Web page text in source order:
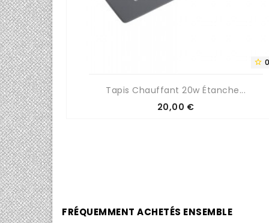
 0/5 
Tapis Chauffant 20w Étanche...
Prix
20,00 €
FRÉQUEMMENT ACHETÉS ENSEMBLE